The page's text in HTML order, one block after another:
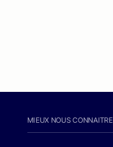
MIEUX NOUS CONNAITRE